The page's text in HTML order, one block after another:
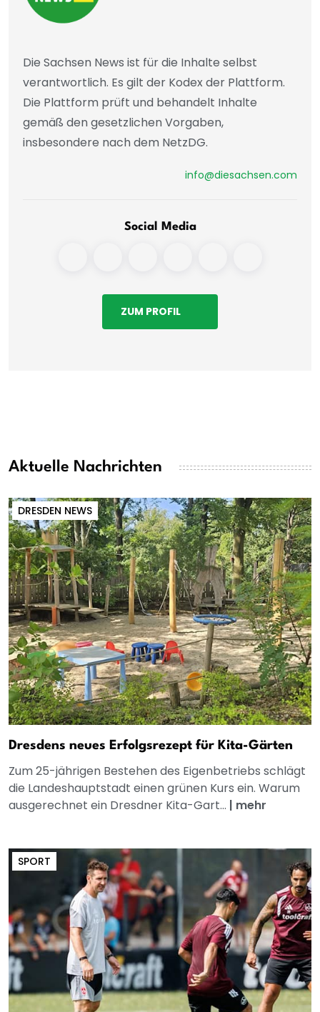
Die Sachsen News ist für die Inhalte selbst
verantwortlich. Es gilt der Kodex der Plattform.
Die Plattform prüft und behandelt Inhalte
gemäß den gesetzlichen Vorgaben,
insbesondere nach dem NetzDG.
info@diesachsen.com
Social Media
ZUM PROFIL
Aktuelle Nachrichten
DRESDEN NEWS
Dresdens neues Erfolgsrezept für Kita-Gärten
Zum 25-jährigen Bestehen des Eigenbetriebs schlägt
die Landeshauptstadt einen grünen Kurs ein. Warum
ausgerechnet ein Dresdner Kita-Gart... | mehr
SPORT